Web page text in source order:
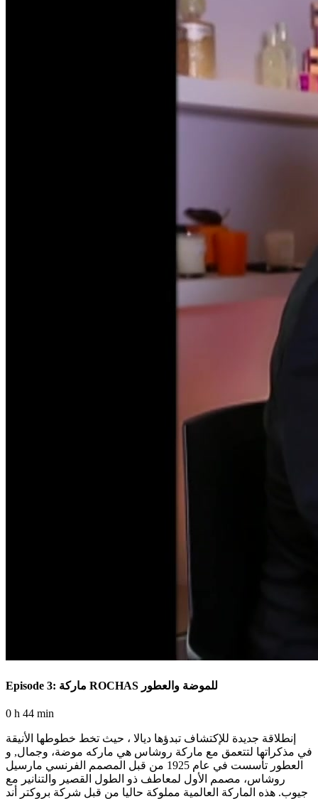
Episode 3: ماركة ROCHAS للموضة والعطور
0 h 44 min
إنطلاقة جديدة للإكتشاف تبدؤها ديالا ، حيث تخط خطوطها الأنيقة
في مذكراتها لتتعمق مع ماركة روشاس هي ماركه موضة، وجمال, و
العطور تأسست في عام 1925 من قبل المصمم الفرنسي مارسيل
روشاس، مصمم الأول لمعاطف ذو الطول القصير والتنانير مع
جيوب. هذه الماركة العالمية مملوكة حاليا من قبل شركة بروكتر أند